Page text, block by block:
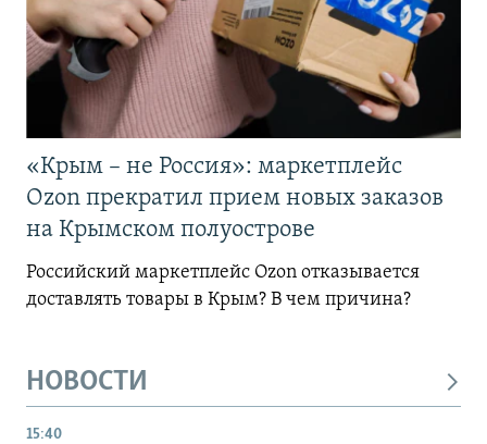
«Крым – не Россия»: маркетплейс
Ozon прекратил прием новых заказов
на Крымском полуострове
Российский маркетплейс Ozon отказывается
доставлять товары в Крым? В чем причина?
НОВОСТИ
15:40